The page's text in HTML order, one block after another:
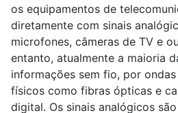
os equipamentos de
diretamente com sinais
microfones, câmeras de TV e
entanto, atualmente a maioria
informações sem fio, por
físicos como fibras ópticas e
digital. Os sinais analógicos